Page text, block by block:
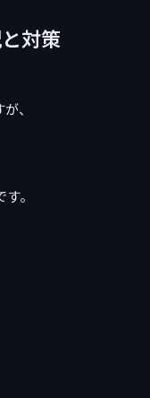
対策
、
。